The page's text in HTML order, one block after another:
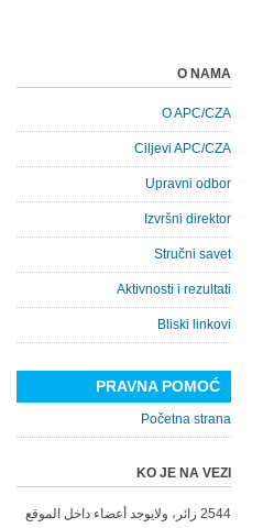
O NAMA
O APC/CZA
Ciljevi APC/CZA
Upravni odbor
Izvršni direktor
Stručni savet
Aktivnosti i rezultati
Bliski linkovi
PRAVNA POMOĆ
Početna strana
KO JE NA VEZI
2544 زائر، ولايوجد أعضاء داخل الموقع